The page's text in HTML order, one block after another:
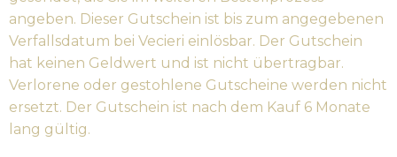
angeben. Dieser Gutschein ist bis zum angegebenen
Verfallsdatum bei Vecieri einlösbar. Der Gutschein
hat keinen Geldwert und ist nicht übertragbar.
Verlorene oder gestohlene Gutscheine werden nicht
ersetzt. Der Gutschein ist nach dem Kauf 6 Monate
lang gültig.